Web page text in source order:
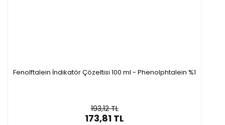
Fenolftalein İndikatör Çözeltisi 100 ml - Phenolphtalein %1
193,12 TL
173,81 TL